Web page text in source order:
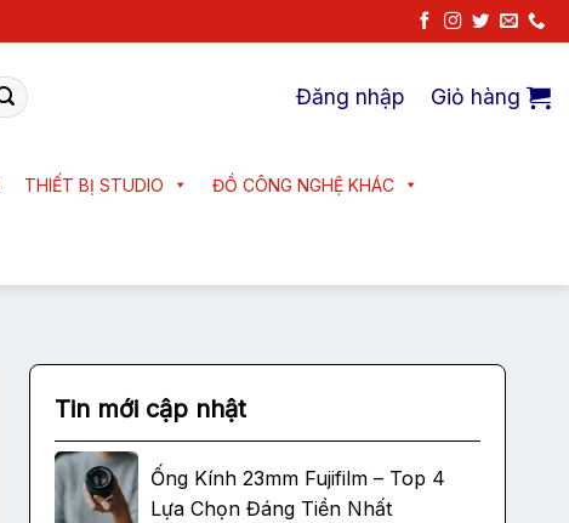
Đăng nhập Giỏ hàng
THIẾT BỊ STUDIO ĐỒ CÔNG NGHỆ KHÁC
Tin mới cập nhật
Ống Kính 23mm Fujifilm – Top 4
Lựa Chọn Đáng Tiền Nhất